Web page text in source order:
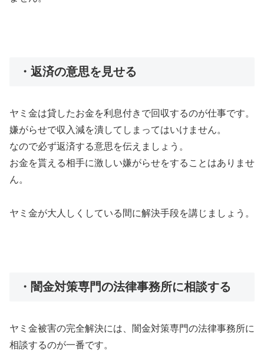
・返済の意思を見せる
ヤミ金は貸したお金を利息付きで回収するのが仕事です。
嫌がらせで収入減を潰してしまってはいけません。
なので必ず返済する意思を伝えましょう。
お金を貰える相手に激しい嫌がらせをすることはありませ
ん。
ヤミ金が大人しくしている間に解決手段を講じましょう。
・闇金対策専門の法律事務所に相談する
ヤミ金被害の完全解決には、闇金対策専門の法律事務所に
相談するのが一番です。